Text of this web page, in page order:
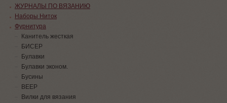
ЖУРНАЛЫ ПО ВЯЗАНИЮ
Наборы Ниток
Фурнитура
Канитель жесткая
БИСЕР
Булавки
Булавки эконом.
Бусины
ВЕЕР
Вилки для вязания